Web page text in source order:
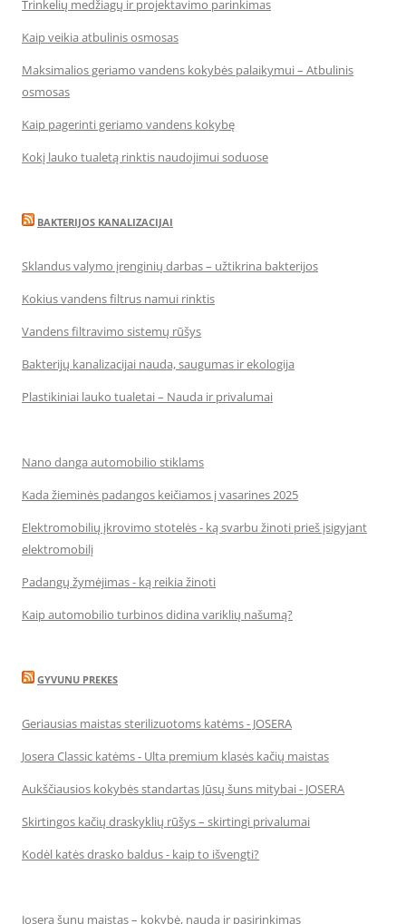
Trinkelių medžiagų ir projektavimo parinkimas
Kaip veikia atbulinis osmosas
Maksimalios geriamo vandens kokybės palaikymui – Atbulinis
osmosas
Kaip pagerinti geriamo vandens kokybę
Kokį lauko tualetą rinktis naudojimui soduose
BAKTERIJOS KANALIZACIJAI
Sklandus valymo įrenginių darbas – užtikrina bakterijos
Kokius vandens filtrus namui rinktis
Vandens filtravimo sistemų rūšys
Bakterijų kanalizacijai nauda, saugumas ir ekologija
Plastikiniai lauko tualetai – Nauda ir privalumai
Nano danga automobilio stiklams
Kada žieminės padangos keičiamos į vasarines 2025
Elektromobilių įkrovimo stotelės - ką svarbu žinoti prieš įsigyjant
elektromobilį
Padangų žymėjimas - ką reikia žinoti
Kaip automobilio turbinos didina variklių našumą?
GYVUNU PREKES
Geriausias maistas sterilizuotoms katėms - JOSERA
Josera Classic katėms - Ulta premium klasės kačių maistas
Aukščiausios kokybės standartas Jūsų šuns mitybai - JOSERA
Skirtingos kačių draskyklių rūšys – skirtingi privalumai
Kodėl katės drasko baldus - kaip to išvengti?
Josera šunų maistas – kokybė, nauda ir pasirinkimas